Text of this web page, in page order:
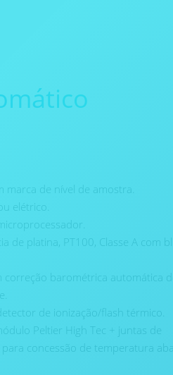
de nível de amostra.
elétrico.
de platina, PT100, Classe A com
barométrica automática
de ionização/flash térmico.
Peltier High Tec + juntas de
concessão de temperatura